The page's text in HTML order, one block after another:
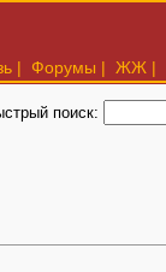
| Форумы | ЖЖ |
поиск: